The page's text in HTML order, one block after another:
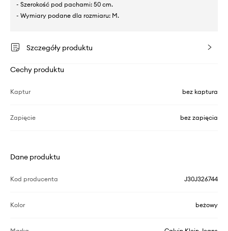
- Szerokość pod pachami: 50 cm.
- Wymiary podane dla rozmiaru: M.
Szczegóły produktu
Cechy produktu
Kaptur bez kaptura
Zapięcie bez zapięcia
Dane produktu
Kod producenta J30J326744
Kolor beżowy